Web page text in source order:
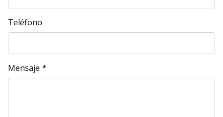
Teléfono
Mensaje *